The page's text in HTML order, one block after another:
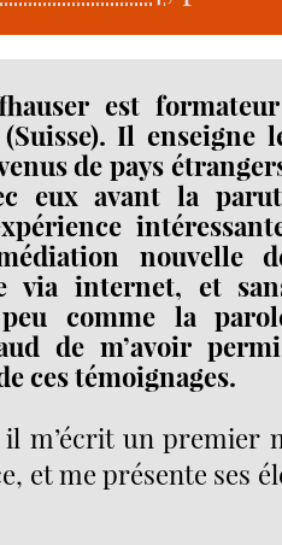
est
Il enseigne
de pays
eux avant la
nouvelle
via internet, et
comme la
de m’avoir
ces témoignages.
il m’écrit un premier
et me présente ses